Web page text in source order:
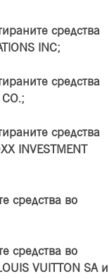
средства
INC;
средства
средства
INVESTMENT
средства во
средства во
VUITTON SA и